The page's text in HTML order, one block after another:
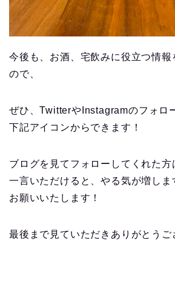
今後も、お酒、宅飲みに役立つ情報
ので、
ぜひ、TwitterやInstagramのフォロ
下記アイコンからできます！
ブログを見てフォローしてくれた
一言いただけると、やる気が増しま
お願いいたします！
最後まで見ていただきありがとうご